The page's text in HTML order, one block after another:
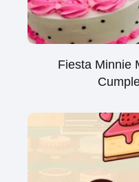
Fiesta Minnie